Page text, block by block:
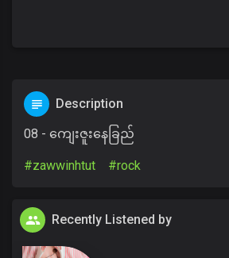
Description
08 - ကျေးဇူးနေခြည်
#zawwinhtut #rock
Recently Listened by